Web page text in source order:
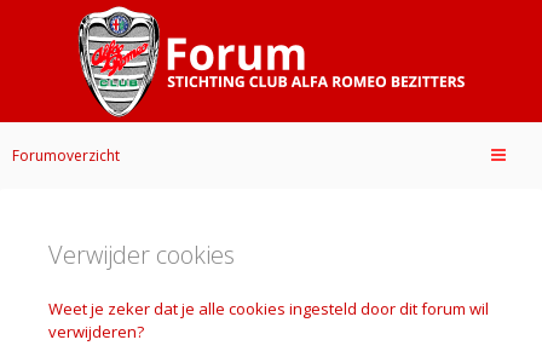
Forumoverzicht
Verwijder cookies
Weet je zeker dat je alle cookies ingesteld door dit forum wil
verwijderen?